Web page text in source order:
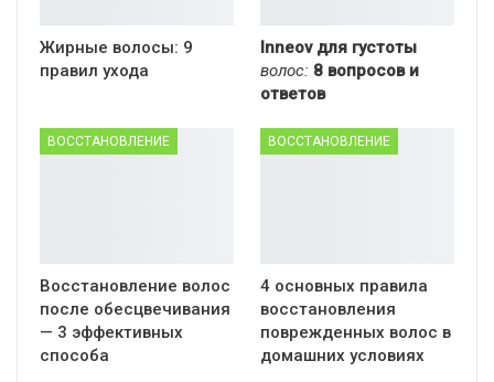
Жирные волосы: 9
правил ухода
Inneov для густоты
волос: 8 вопросов и
ответов
ВОССТАНОВЛЕНИЕ
Восстановление волос
после обесцвечивания
— 3 эффективных
способа
ВОССТАНОВЛЕНИЕ
4 основных правила
восстановления
поврежденных волос в
домашних условиях